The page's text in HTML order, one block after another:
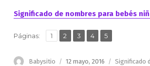
Significado de nombres para bebés
Páginas: Página
1 ,
Página
2 ,Página
3 ,
Página
4 ,Página
5
Autor
Babysitio
Publicado
12 mayo, 2016 Categorías
Significado